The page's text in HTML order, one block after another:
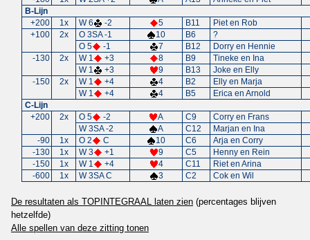
B-Lijn
+200
1x W 6 -2 5 B11
Piet en Rob
+100
2x O 3SA -1 10 B6
?
O 5
-1 7 B12
Dorry en Hennie
-130
2x W 1 +3 8 B9
Tineke en Ina
W 1
+3 9 B13
Joke en Elly
-150
2x W 1 +4 4 B2
Elly en Marja
W 1
+4 4 B5
Erica en Arnold
C-Lijn
+200
2x O 5 -2 A C9
Corry en Frans
W 3SA -2
A C12
Marjan en Ina
-90
1x O 2 C 10 C6
Arja en Corry
-130
1x W 3 +1 9 C5
Henny en Rein
-150
1x W 1 +4 4 C11
Riet en Arina
-600
1x W 3SA C 3 C2 Cok en Wil
De resultaten als TOPINTEGRAAL laten zien (percentages blijven
hetzelfde)
Alle spellen van deze zitting tonen